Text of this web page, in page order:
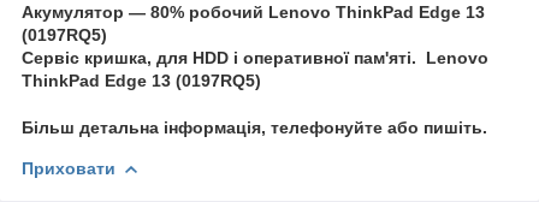
Акумулятор — 80% робочий Lenovo ThinkPad Edge 13
(0197RQ5)
Сервіс кришка, для HDD і оперативної пам'яті. Lenovo
ThinkPad Edge 13 (0197RQ5)
Більш детальна інформація, телефонуйте або пишіть.
Приховати